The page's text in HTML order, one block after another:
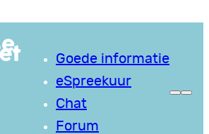
Goede informatie
eSpreekuur
Chat
Forum